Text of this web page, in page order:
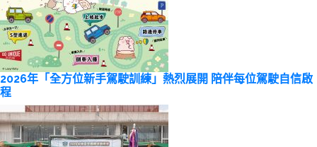
2026年「全方位新手駕駛訓練」熱烈展開 陪伴每位駕駛自信啟
程